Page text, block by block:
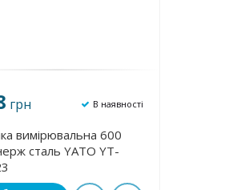
грн В наявності
вимірювальна 600
cталь YATO YT-